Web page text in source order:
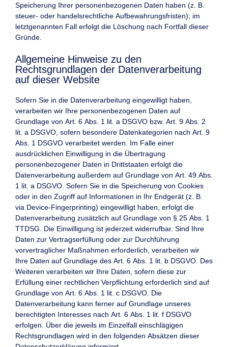
Speicherung Ihrer personenbezogenen Daten haben (z. B.
steuer- oder handelsrechtliche Aufbewahrungsfristen); im
letztgenannten Fall erfolgt die Löschung nach Fortfall dieser
Gründe.
Allgemeine Hinweise zu den
Rechtsgrundlagen der Datenverarbeitung
auf dieser Website
Sofern Sie in die Datenverarbeitung eingewilligt haben,
verarbeiten wir Ihre personenbezogenen Daten auf
Grundlage von Art. 6 Abs. 1 lit. a DSGVO bzw. Art. 9 Abs. 2
lit. a DSGVO, sofern besondere Datenkategorien nach Art. 9
Abs. 1 DSGVO verarbeitet werden. Im Falle einer
ausdrücklichen Einwilligung in die Übertragung
personenbezogener Daten in Drittstaaten erfolgt die
Datenverarbeitung außerdem auf Grundlage von Art. 49 Abs.
1 lit. a DSGVO. Sofern Sie in die Speicherung von Cookies
oder in den Zugriff auf Informationen in Ihr Endgerät (z. B.
via Device-Fingerprinting) eingewilligt haben, erfolgt die
Datenverarbeitung zusätzlich auf Grundlage von § 25 Abs. 1
TTDSG. Die Einwilligung ist jederzeit widerrufbar. Sind Ihre
Daten zur Vertragserfüllung oder zur Durchführung
vorvertraglicher Maßnahmen erforderlich, verarbeiten wir
Ihre Daten auf Grundlage des Art. 6 Abs. 1 lit. b DSGVO. Des
Weiteren verarbeiten wir Ihre Daten, sofern diese zur
Erfüllung einer rechtlichen Verpflichtung erforderlich sind auf
Grundlage von Art. 6 Abs. 1 lit. c DSGVO. Die
Datenverarbeitung kann ferner auf Grundlage unseres
berechtigten Interesses nach Art. 6 Abs. 1 lit. f DSGVO
erfolgen. Über die jeweils im Einzelfall einschlägigen
Rechtsgrundlagen wird in den folgenden Absätzen dieser